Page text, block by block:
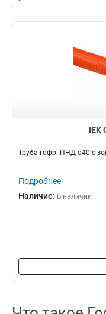
IEK
Труба гофр. ПНД d40 с
Подробнее
Наличие: В наличии